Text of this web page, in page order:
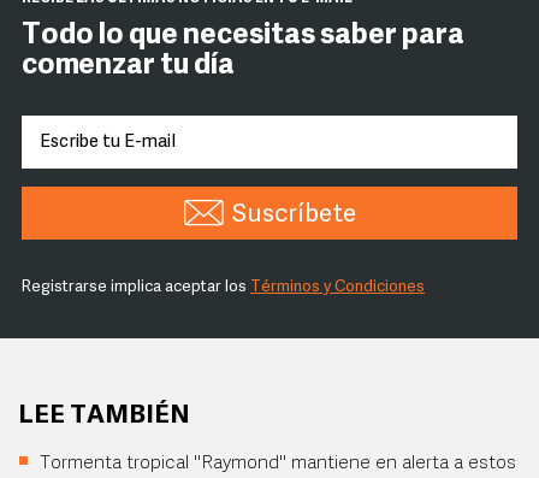
Todo lo que necesitas saber para
comenzar tu día
Suscríbete
Registrarse implica aceptar los Términos y Condiciones
LEE TAMBIÉN
Tormenta tropical "Raymond" mantiene en alerta a estos